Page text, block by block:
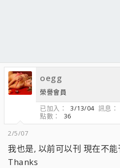
oegg
榮譽會員
已加入
3/13/04 訊息
點數
36
2/5/07
我也是, 以前可以刊 現在不
Thanks